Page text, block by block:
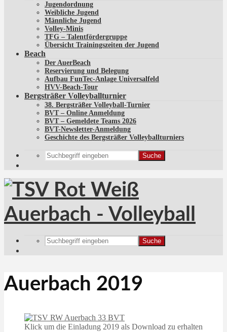
Jugendordnung
Weibliche Jugend
Männliche Jugend
Volley-Minis
TFG – Talentfördergruppe
Übersicht Trainingszeiten der Jugend
Beach
Der AuerBeach
Reservierung und Belegung
Aufbau FunTec-Anlage Universalfeld
HVV-Beach-Tour
Bergsträßer Volleyballturnier
38. Bergsträßer Volleyball-Turnier
BVT – Online Anmeldung
BVT – Gemeldete Teams 2026
BVT-Newsletter-Anmeldung
Geschichte des Bergsträßer Volleyballturniers
Suche
Suche
Auerbach 2019
Klick um die Einladung 2019 als Download zu erhalten